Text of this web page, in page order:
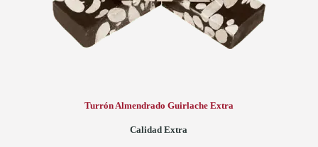
Turrón Almendrado Guirlache Extra
Calidad Extra